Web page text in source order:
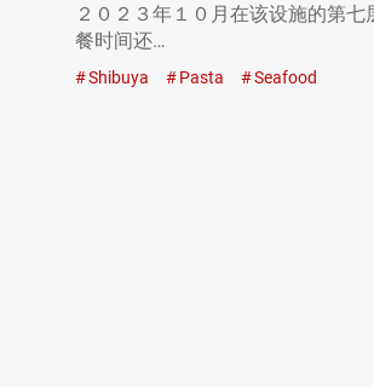
２０２３年１０月在该设施的第
餐时间还…
Shibuya Pasta Seafood